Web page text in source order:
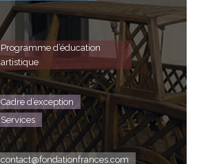
Programme d’éducation
artistique
Cadre d’exception
Services
contact@fondationfrances.com